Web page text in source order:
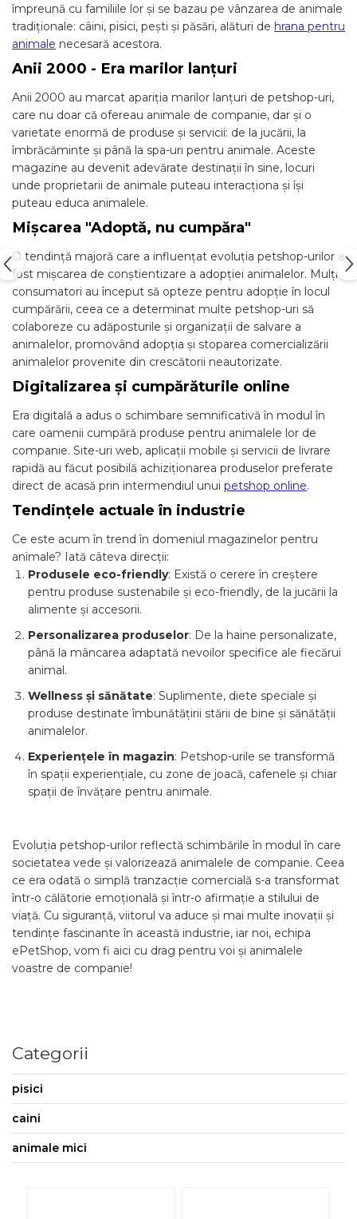
împreună cu familiile lor și se bazau pe vânzarea de animale
tradiționale: câini, pisici, pești și păsări, alături de hrana pentru
animale necesară acestora.
Anii 2000 - Era marilor lanțuri
Anii 2000 au marcat apariția marilor lanțuri de petshop-uri,
care nu doar că ofereau animale de companie, dar și o
varietate enormă de produse și servicii: de la jucării, la
îmbrăcăminte și până la spa-uri pentru animale. Aceste
magazine au devenit adevărate destinații în sine, locuri
unde proprietarii de animale puteau interacționa și își
puteau educa animalele.
Mișcarea "Adoptă, nu cumpăra"
O tendință majoră care a influențat evoluția petshop-urilor a
fost mișcarea de conștientizare a adopției animalelor. Mulți
consumatori au început să opteze pentru adopție în locul
cumpărării, ceea ce a determinat multe petshop-uri să
colaboreze cu adăposturile și organizații de salvare a
animalelor, promovând adopția și stoparea comercializării
animalelor provenite din crescătorii neautorizate.
Digitalizarea și cumpărăturile online
Era digitală a adus o schimbare semnificativă în modul în
care oamenii cumpără produse pentru animalele lor de
companie. Site-uri web, aplicații mobile și servicii de livrare
rapidă au făcut posibilă achiziționarea produselor preferate
direct de acasă prin intermendiul unui petshop online.
Tendințele actuale în industrie
Ce este acum în trend în domeniul magazinelor pentru
animale? Iată câteva direcții:
Produsele eco-friendly: Există o cerere în creștere
pentru produse sustenabile și eco-friendly, de la jucării la
alimente și accesorii.
Personalizarea produselor: De la haine personalizate,
până la mâncarea adaptată nevoilor specifice ale fiecărui
animal.
Wellness și sănătate: Suplimente, diete speciale și
produse destinate îmbunătățirii stării de bine și sănătății
animalelor.
Experiențele în magazin: Petshop-urile se transformă
în spații experiențiale, cu zone de joacă, cafenele și chiar
spații de învățare pentru animale.
Evoluția petshop-urilor reflectă schimbările în modul în care
societatea vede și valorizează animalele de companie. Ceea
ce era odată o simplă tranzacție comercială s-a transformat
într-o călătorie emoțională și într-o afirmație a stilului de
viață. Cu siguranță, viitorul va aduce și mai multe inovații și
tendințe fascinante în această industrie, iar noi, echipa
ePetShop, vom fi aici cu drag pentru voi și animalele
voastre de companie!
Categorii
pisici
caini
animale mici